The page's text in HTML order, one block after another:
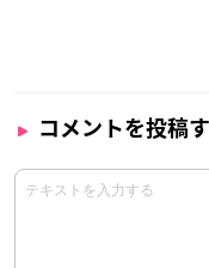
コメントを投稿